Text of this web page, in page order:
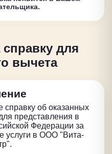
для
вычета
справку об оказанных
представления в
Федерации за
услуги в ООО "Вита-